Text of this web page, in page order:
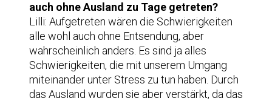
auch ohne Ausland zu Tage getreten?
Lilli: Aufgetreten wären die Schwierigkeiten
alle wohl auch ohne Entsendung, aber
wahrscheinlich anders. Es sind ja alles
Schwierigkeiten, die mit unserem Umgang
miteinander unter Stress zu tun haben. Durch
das Ausland wurden sie aber verstärkt, da das